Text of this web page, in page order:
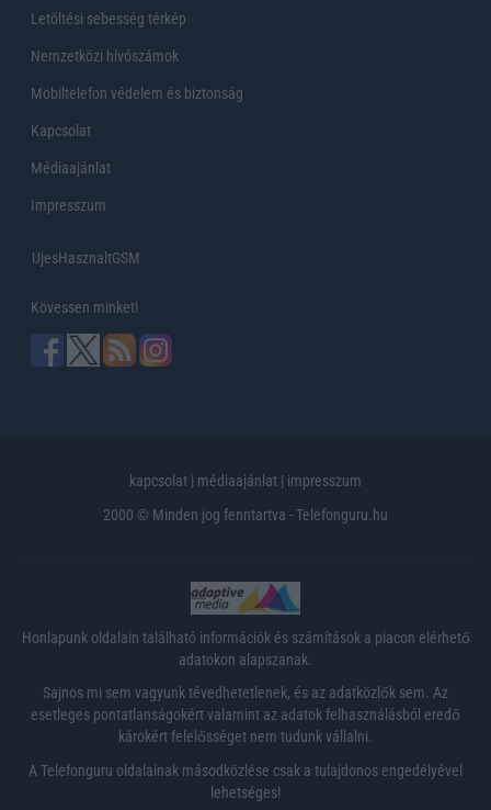
Letöltési sebesség térkép
Nemzetközi hívószámok
Mobiltelefon védelem és biztonság
Kapcsolat
Médiaajánlat
Impresszum
UjesHasznaltGSM
Kövessen minket!
kapcsolat | médiaajánlat | impresszum
2000 © Minden jog fenntartva - Telefonguru.hu
Honlapunk oldalain található információk és számítások a piacon elérhető
adatokon alapszanak.
Sajnos mi sem vagyunk tévedhetetlenek, és az adatközlők sem. Az
esetleges pontatlanságokért valamint az adatok felhasználásból eredő
károkért felelősséget nem tudunk vállalni.
A Telefonguru oldalainak másodközlése csak a tulajdonos engedélyével
lehetséges!